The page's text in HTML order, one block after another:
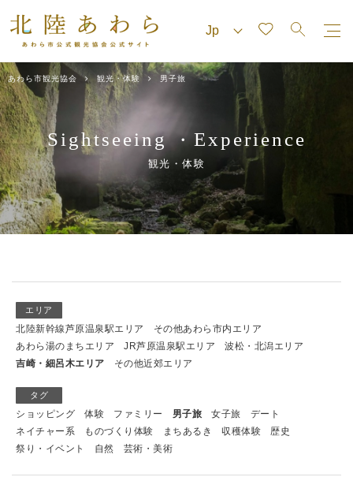
あわら市観光協会 観光・体験 男子旅
Sightseeing・ Experience
観光・体験
エリア
北陸新幹線芦原温泉駅エリア
その他あわら市内エリア
あわら湯のまちエリア
JR芦原温泉駅エリア
波松・北潟エリア
吉崎・細呂木エリア
その他近郊エリア
タグ
ショッピング 体験 ファミリー 男子旅 女子旅
デート
ネイチャー系
ものづくり体験 まちあるき 収穫体験
歴史
祭り・イベント
自然 芸術・美術